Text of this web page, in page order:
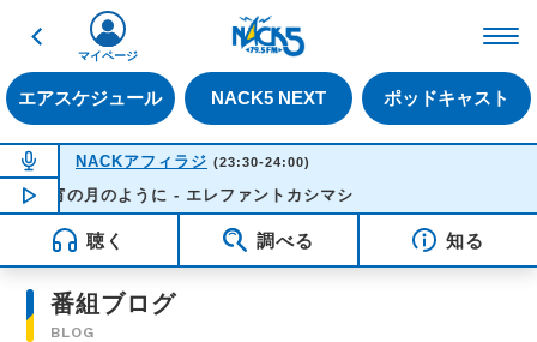
戻る
エアスケジュール NACK5 NEXT ポッドキャスト
マイページ
NOW ON AIR
NACKアフィラジ (23:30-24:00)
NOW PLAYING 23:54
今宵の月のように - エレファントカシマシ
聴く 調べる 知る
番組ブログ
BLOG